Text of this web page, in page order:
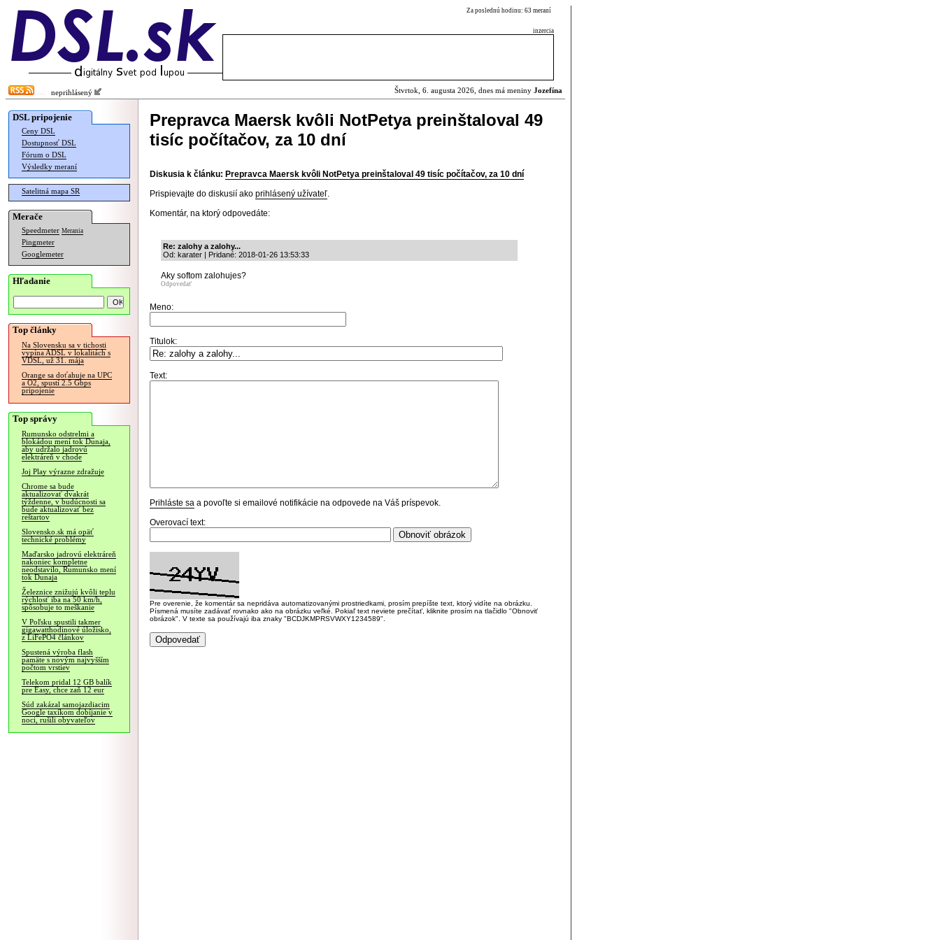
Za poslednú hodinu: 63 meraní
inzercia
neprihlásený Štvrtok, 6. augusta 2026, dnes má meniny Jozefína
DSL pripojenie
Ceny DSL
Dostupnosť DSL
Fórum o DSL
Výsledky meraní
Satelitná mapa SR
Merače
Speedmeter Merania
Pingmeter
Googlemeter
Hľadanie
Top články
Na Slovensku sa v tichosti
vypína ADSL v lokalitách s
VDSL, už 31. mája
Orange sa doťahuje na UPC
a O2, spustí 2.5 Gbps
pripojenie
Top správy
Rumunsko odstrelmi a
blokádou mení tok Dunaja,
aby udržalo jadrovú
elektráreň v chode
Joj Play výrazne zdražuje
Chrome sa bude
aktualizovať dvakrát
týždenne, v budúcnosti sa
bude aktualizovať bez
reštartov
Slovensko.sk má opäť
technické problémy
Maďarsko jadrovú elektráreň
nakoniec kompletne
neodstavilo, Rumunsko mení
tok Dunaja
Železnice znižujú kvôli teplu
rýchlosť iba na 50 km/h,
spôsobuje to meškanie
V Poľsku spustili takmer
gigawatthodinové úložisko,
z LiFePO4 článkov
Spustená výroba flash
pamäte s novým najvyšším
počtom vrstiev
Telekom pridal 12 GB balík
pre Easy, chce zaň 12 eur
Súd zakázal samojazdiacim
Google taxíkom dobíjanie v
noci, rušili obyvateľov
Prepravca Maersk kvôli NotPetya preinštaloval 49
tisíc počítačov, za 10 dní
Diskusia k článku: Prepravca Maersk kvôli NotPetya preinštaloval 49 tisíc počítačov, za 10 dní
Prispievajte do diskusií ako prihlásený užívateľ.
Komentár, na ktorý odpovedáte:
Re: zalohy a zalohy...
Od: karater | Pridané: 2018-01-26 13:53:33
Aky softom zalohujes?
Odpovedať
Meno:
Titulok:
Text:
Prihláste sa a povoľte si emailové notifikácie na odpovede na Váš príspevok.
Overovací text:
Pre overenie, že komentár sa nepridáva automatizovanými prostriedkami, prosím prepíšte text, ktorý vidíte na obrázku.
Písmená musíte zadávať rovnako ako na obrázku veľké. Pokiaľ text neviete prečítať, kliknite prosím na tlačidlo "Obnoviť
obrázok". V texte sa používajú iba znaky "BCDJKMPRSVWXY1234589".